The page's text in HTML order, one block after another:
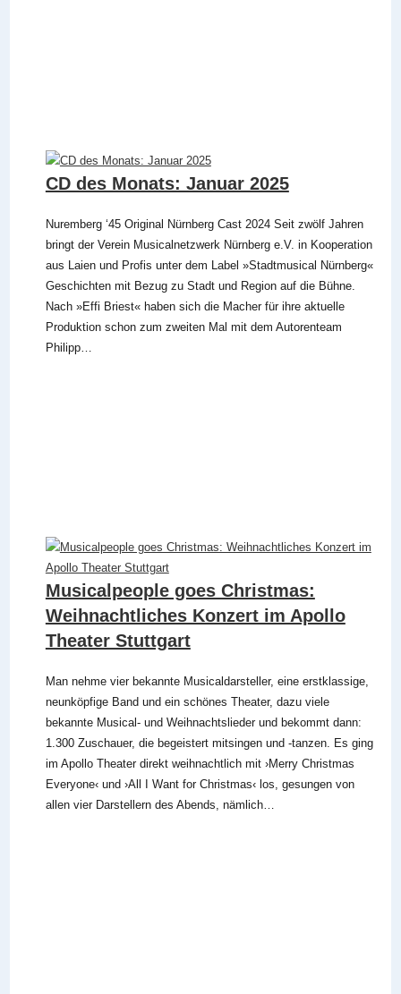
CD des Monats: Januar 2025
Nuremberg ‘45 Original Nürnberg Cast 2024 Seit zwölf Jahren
bringt der Verein Musicalnetzwerk Nürnberg e.V. in Kooperation
aus Laien und Profis unter dem Label »Stadtmusical Nürnberg«
Geschichten mit Bezug zu Stadt und Region auf die Bühne.
Nach »Effi Briest« haben sich die Macher für ihre aktuelle
Produktion schon zum zweiten Mal mit dem Autorenteam
Philipp…
Musicalpeople goes Christmas:
Weihnachtliches Konzert im Apollo
Theater Stuttgart
Man nehme vier bekannte Musicaldarsteller, eine erstklassige,
neunköpfige Band und ein schönes Theater, dazu viele
bekannte Musical- und Weihnachtslieder und bekommt dann:
1.300 Zuschauer, die begeistert mitsingen und -tanzen. Es ging
im Apollo Theater direkt weihnachtlich mit ›Merry Christmas
Everyone‹ und ›All I Want for Christmas‹ los, gesungen von
allen vier Darstellern des Abends, nämlich…